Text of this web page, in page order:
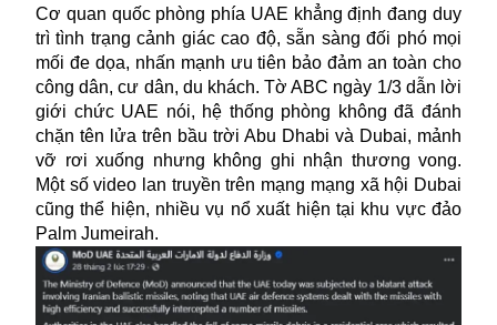
Cơ quan quốc phòng phía UAE khẳng định đang duy
trì tình trạng cảnh giác cao độ, sẵn sàng đối phó mọi
mối đe dọa, nhấn mạnh ưu tiên bảo đảm an toàn cho
công dân, cư dân, du khách. Tờ ABC ngày 1/3 dẫn lời
giới chức UAE nói, hệ thống phòng không đã đánh
chặn tên lửa trên bầu trời Abu Dhabi và Dubai, mảnh
vỡ rơi xuống nhưng không ghi nhận thương vong.
Một số video lan truyền trên mạng mạng xã hội Dubai
cũng thể hiện, nhiều vụ nổ xuất hiện tại khu vực đảo
Palm Jumeirah.